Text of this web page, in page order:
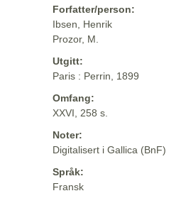
Forfatter/person:
Ibsen, Henrik
Prozor, M.
Utgitt:
Paris : Perrin, 1899
Omfang:
XXVI, 258 s.
Noter:
Digitalisert i Gallica (BnF)
Språk:
Fransk